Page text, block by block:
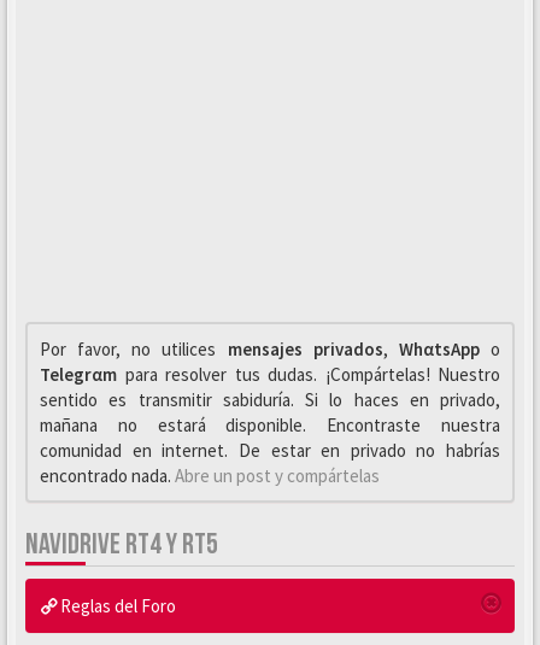
Por favor, no utilices mensajes privados, WhαtsAppo
Telegrαm para resolver tus dudas. ¡Compártelas! Nuestro
sentido es transmitir sabiduría. Si lo haces en privado,
mañana no estará disponible. Encontraste nuestra
comunidad en internet. De estar en privado no habrías
encontrado nada. Abre un post y compártelas
NAVIDRIVE RT4 Y RT5
Reglas del Foro